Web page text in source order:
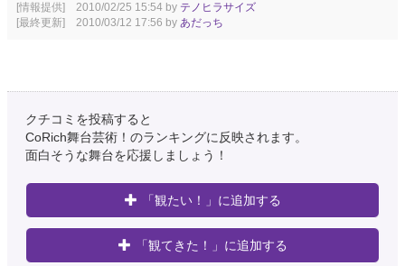
[情報提供] 2010/02/25 15:54 by テノヒラサイズ
[最終更新] 2010/03/12 17:56 by あだっち
クチコミを投稿すると
CoRich舞台芸術！のランキングに反映されます。
面白そうな舞台を応援しましょう！
「観たい！」に追加する
「観てきた！」に追加する